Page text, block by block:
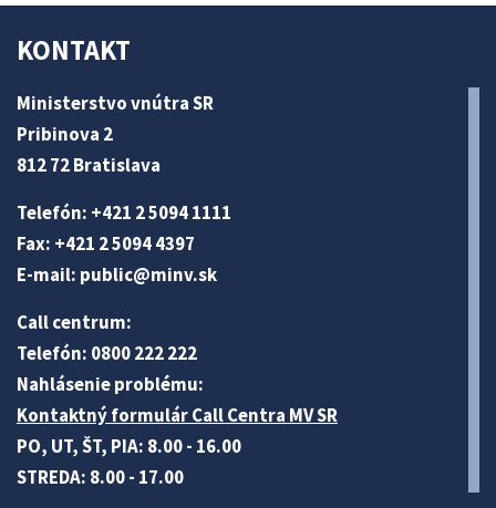
KONTAKT
Ministerstvo vnútra SR
Pribinova 2
812 72 Bratislava
Telefón: +421 2 5094 1111
Fax: +421 2 5094 4397
E-mail: public@minv.sk
Call centrum:
Telefón: 0800 222 222
Nahlásenie problému:
Kontaktný formulár Call Centra MV SR
PO, UT, ŠT, PIA: 8.00 - 16.00
STREDA: 8.00 - 17.00